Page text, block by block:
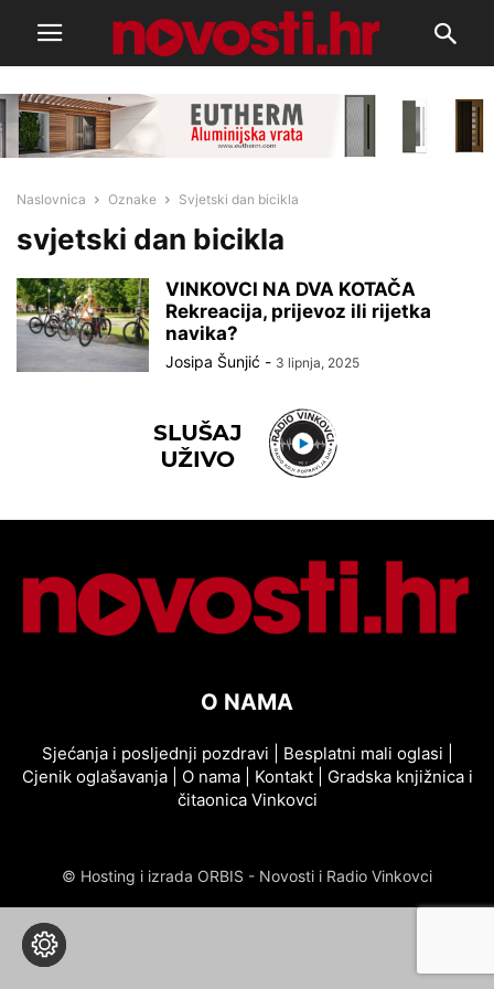
Naslovnica Oznake Svjetski dan bicikla
svjetski dan bicikla
VINKOVCI NA DVA KOTAČA
Rekreacija, prijevoz ili rijetka
navika?
Josipa Šunjić - 3 lipnja, 2025
O NAMA
Sjećanja i posljednji pozdravi Besplatni mali oglasi
Cjenik oglašavanja| O nama| Kontakt| Gradska knjižnica i
čitaonica Vinkovci
© Hosting i izrada ORBIS - Novosti i Radio Vinkovci